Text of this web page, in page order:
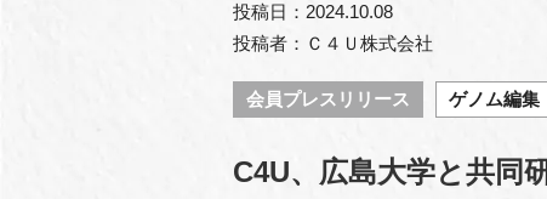
協賛・協力
投稿日：2024.10.08
投稿者：Ｃ４Ｕ株式会社
会員プレスリリース ゲノム編集
C4U、広島大学と共同